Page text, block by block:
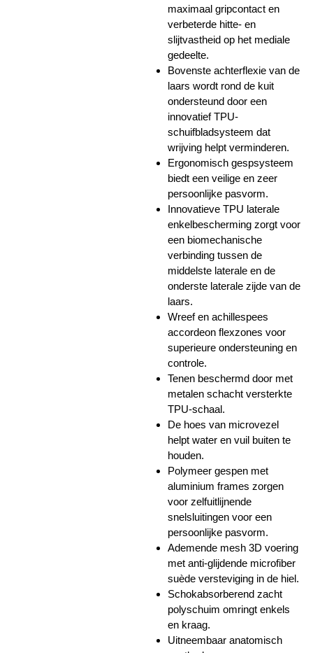
maximaal gripcontact en
verbeterde hitte- en
slijtvastheid op het mediale
gedeelte.
Bovenste achterflexie van de
laars wordt rond de kuit
ondersteund door een
innovatief TPU-
schuifbladsysteem dat
wrijving helpt verminderen.
Ergonomisch gespsysteem
biedt een veilige en zeer
persoonlijke pasvorm.
Innovatieve TPU laterale
enkelbescherming zorgt voor
een biomechanische
verbinding tussen de
middelste laterale en de
onderste laterale zijde van de
laars.
Wreef en achillespees
accordeon flexzones voor
superieure ondersteuning en
controle.
Tenen beschermd door met
metalen schacht versterkte
TPU-schaal.
De hoes van microvezel
helpt water en vuil buiten te
houden.
Polymeer gespen met
aluminium frames zorgen
voor zelfuitlijnende
snelsluitingen voor een
persoonlijke pasvorm.
Ademende mesh 3D voering
met anti-glijdende microfiber
suède versteviging in de hiel.
Schokabsorberend zacht
polyschuim omringt enkels
en kraag.
Uitneembaar anatomisch